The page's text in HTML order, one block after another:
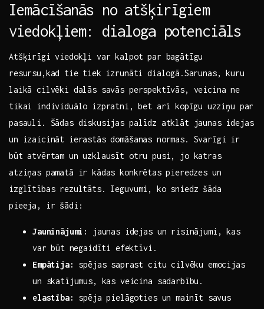
Iemācīšanās no⁤ atšķirīgiem
viedokļiem: dialoga potenciāls
Atšķirīgi viedokļi var kalpot par bagātīgu
resursu,kad tie ⁣tiek izrunāti dialogā.Sarunas,‍ kuru
laikā ​cilvēki dalās savās perspektīvās, veicina ne⁣
tikai individuālo izpratni, ⁣bet arī kopīgu⁢ uzziņu par
pasauli. Šādas diskusijas palīdz atklāt jaunas idejas
‍un izaicināt ierastās domāšanas normas. Svarīgi ir
būt atvērtam un uzklausīt otru pusi, jo ‌katras
atziņas ‍pamatā ir‌ kādas konkrētas⁣ pieredzes un
izglītības rezultāts. Ieguvumi, ko sniedz šāda
pieeja,‍ ir šādi:
Jauninājumi:
jaunas idejas un risinājumi, kas
⁣var būt negaidīti efektīvi.
Empātija:
spējas saprast citu cilvēku emocijas
un skatījumus, kas veicina sadarbību.
elastība:
spēja pielāgoties un⁣ mainīt savus